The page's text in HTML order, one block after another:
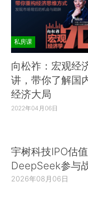
私房课
向松祚：宏观经
讲，带你了解国
经济大局
2022年04月06日
宇树科技IPO估
DeepSeek参与
2026年08月06日